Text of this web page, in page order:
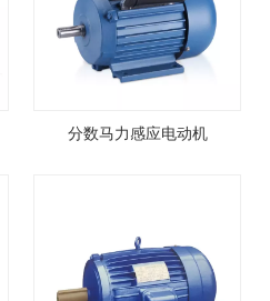
分数马力感应电动机